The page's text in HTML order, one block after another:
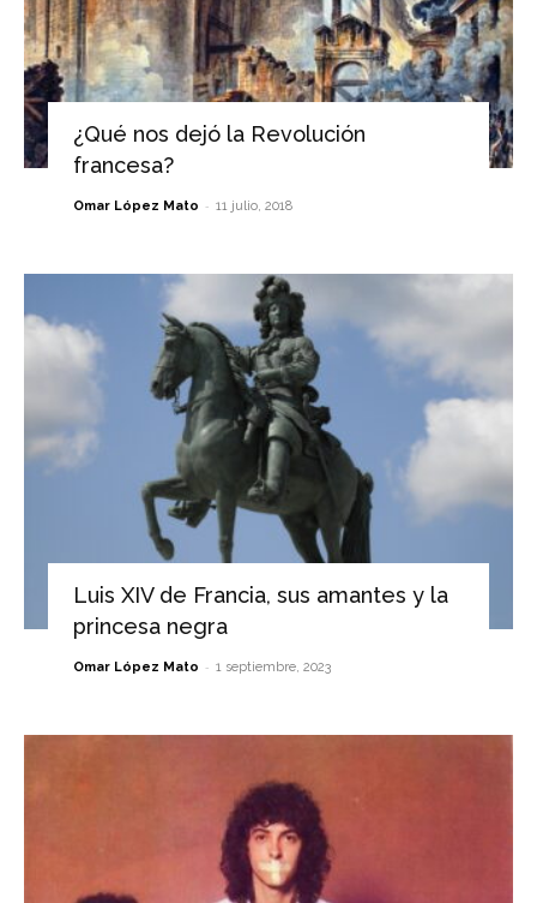
¿Qué nos dejó la Revolución
francesa?
Omar López Mato - 11 julio, 2018
Luis XIV de Francia, sus amantes y la
princesa negra
Omar López Mato - 1 septiembre, 2023